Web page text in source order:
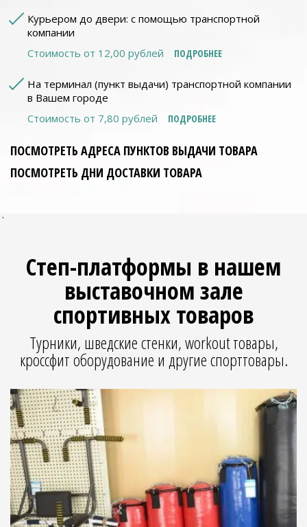
Курьером до двери: с помощью транспортной
компании
Стоимость от 12,00 рублей
ПОДРОБНЕЕ
На терминал (пункт выдачи) транспортной компании
в Вашем городе
Стоимость от 7,80 рублей
ПОДРОБНЕЕ
ПОСМОТРЕТЬ АДРЕСА ПУНКТОВ ВЫДАЧИ ТОВАРА
ПОСМОТРЕТЬ ДНИ ДОСТАВКИ ТОВАРА
`
Степ-платформы в нашем
выставочном зале
спортивных товаров
Турники, шведские стенки, workout товары,
кроссфит оборудование и другие спорттовары.